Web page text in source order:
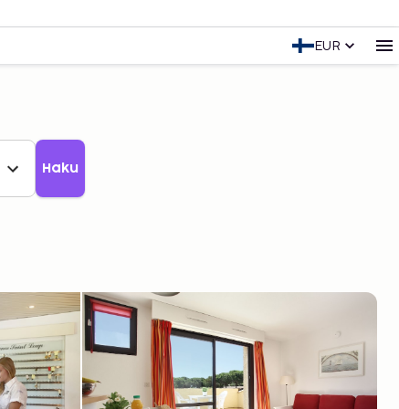
EUR
Haku